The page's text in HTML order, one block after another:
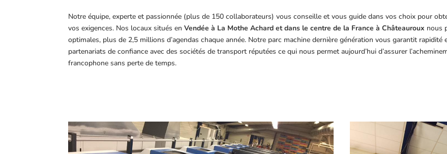
Notre équipe, experte et passionnée (plus de 150 collaborateurs) vous conseille et vous guide dans vos choix pour
vos exigences. Nos locaux situés enVendée à La Mothe Achard et dans le centre de la France à Châteauroux nous
optimales, plus de 2,5 millions d’agendas chaque année. Notre parc machine dernière génération vous garantit
partenariats de confiance avec des sociétés de transport réputées ce qui nous permet aujourd’hui d’assurer
francophone sans perte de temps.